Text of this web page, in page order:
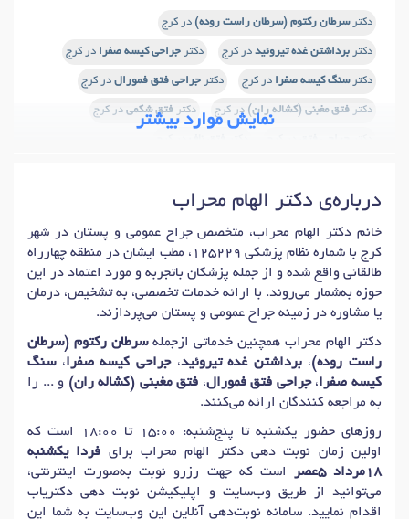
دکترسرطان رکتوم (سرطان راست روده) در کرج
دکتر برداشتن غده تیروئید در کرج دکتر جراحی کیسه صفرا در کرج
دکترسنگ کیسه صفرا در کرج دکتر جراحی فتق فمورال در کرج
دکتر فتق مغبنی (کشاله ران) در کرج دکتر فتق شکمی در کرج
نمایش موارد بیشتر
درباره‌ی دکتر الهام محراب
خانم دکتر الهام محراب، متخصص جراح عمومی و پستان در شهر
کرج با شماره نظام پزشکی 125229، مطب ایشان در منطقه چهارراه
طالقانی واقع شده و از جمله پزشکان باتجربه و مورد اعتماد در این
حوزه به‌شمار می‌روند. با ارائه خدمات تخصصی، به تشخیص، درمان
یا مشاوره در زمینه جراح عمومی و پستان می‌پردازند.
دکتر الهام محراب همچنین خدماتی ازجملهسرطان رکتوم (سرطان
راست روده)،برداشتن غده تیروئید،جراحی کیسه صفرا،سنگ
کیسه صفرا،جراحی فتق فمورال، فتق مغبنی (کشاله ران) و ... را
به مراجعه کنندگان ارائه می‌کنند.
روزهای حضور یکشنبه تا پنج‌شنبه: 15:00 تا 18:00 است که
اولین زمان نوبت دهی دکتر الهام محراب برای فردا یکشنبه
18مرداد 5عصر
است که جهت رزرو نوبت به‌صورت اینترنتی،
می‌توانید از طریق وب‌سایت و اپلیکیشن نوبت دهی دکتریاب
اقدام نمایید. سامانه نوبت‌دهی آنلاین این وب‌سایت به شما این